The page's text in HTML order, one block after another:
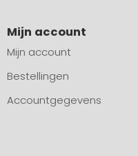
Mijn account
Mijn account
Bestellingen
Accountgegevens